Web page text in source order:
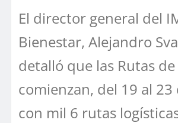
El director general del
Bienestar, Alejandro
detalló que las Rutas de
comienzan, del 19 al 23
con mil 6 rutas